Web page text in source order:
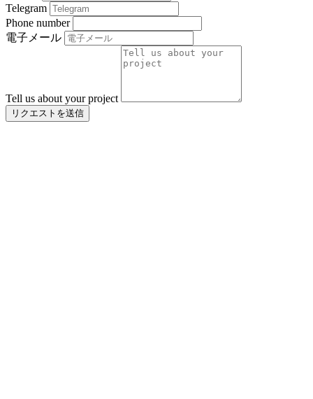
Telegram
Phone number
電子メール
Tell us about your project
リクエストを送信